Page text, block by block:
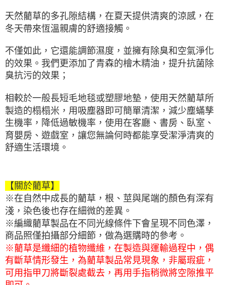
天然藺草的多孔隙結構，在夏天提供清爽的涼感，在
冬天帶來恆溫親膚的舒適接觸。
不僅如此，它還能調節濕度，並擁有除臭和空氣淨化
的效果。我們更添加了青森的檜木精油，提升抗菌除
臭抗污的效果；
相較於一般長短毛地毯或塑膠地墊，使用天然藺草所
製造的榻榻米，用吸塵器即可簡單清潔，減少塵蟎孳
生機率，降低過敏機率，使用在客廳、書房、臥室、
育嬰房、遊戲室，讓您無論何時都能享受潔淨清爽的
舒適生活環境。
【關於藺草】
※在自然中成長的藺草，根、莖與尾端的顏色有深有
淺，染色後也存在細微的差異。
※編織藺草製品在不同光線條件下會呈現不同色澤，
商品照僅拍攝部分細節，做為選購時的參考。
※藺草是纖細的植物纖維，在製造與運輸過程中，偶
有斷草情形發生，為藺草製品常見現象，非屬瑕疵，
可用指甲刀將斷裂處截去，再用手指稍微將空隙推平